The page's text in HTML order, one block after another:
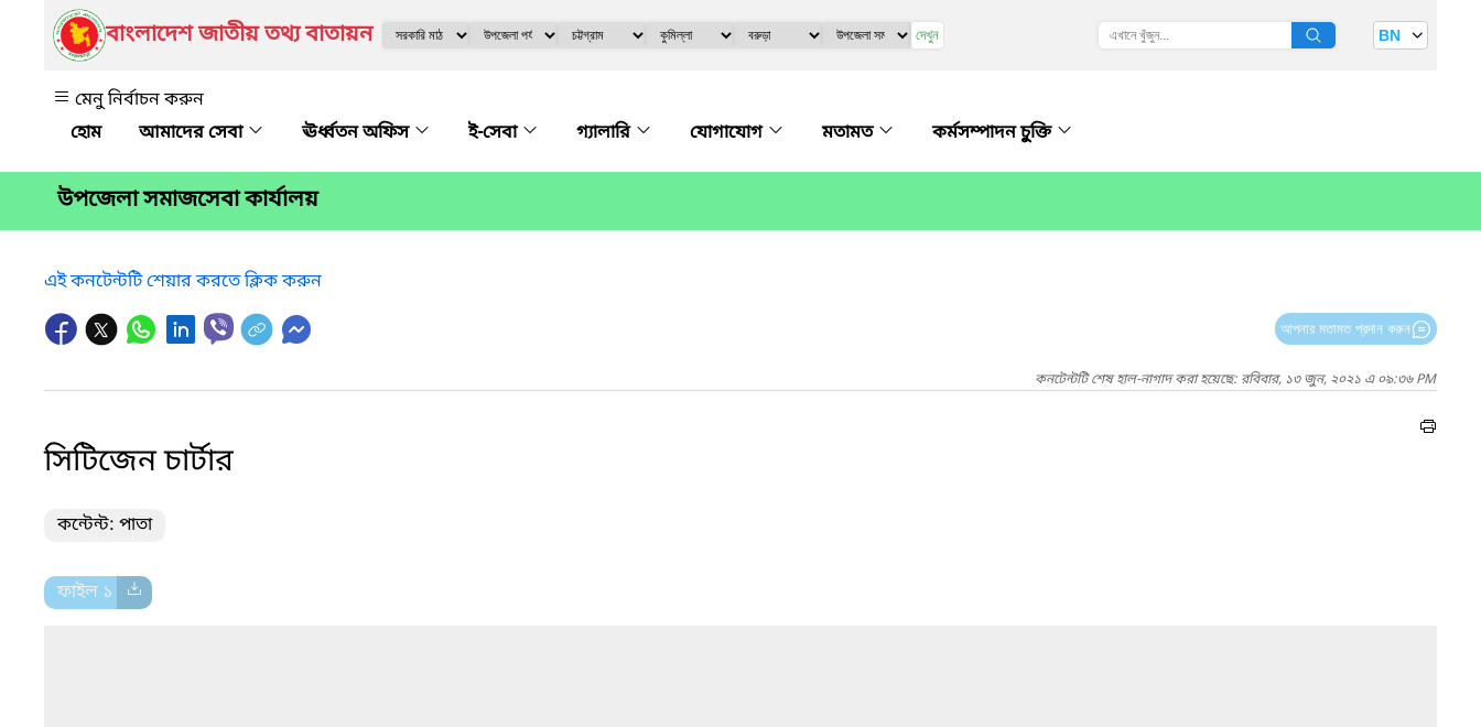
বাংলাদেশ জাতীয় তথ্য বাতায়ন দেখুন BN
মেনু নির্বাচন করুন
আমাদের সেবা
ঊর্ধ্বতন অফিস ই-সেবা গ্যালারি যোগাযোগ মতামত কর্মসম্পাদন চুুক্তি
উপজেলা সমাজসেবা কার্যালয়
এই কনটেন্টটি শেয়ার করতে ক্লিক করুন
আপনার মতামত প্রদান করুন
কনটেন্টটি শেষ হাল-নাগাদ করা হয়েছে: রবিবার, ১৩ জুন, ২০২১ এ ০৯:৩৬ PM
সিটিজেন চার্টার
কন্টেন্ট: পাতা
ফাইল ১